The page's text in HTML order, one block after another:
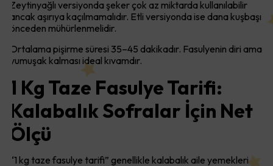
Zeytinyağlı versiyonda şeker çok az miktarda kullanılabilir
ancak aşırıya kaçılmamalıdır. Etli versiyonda ise dana kuşbaşı
önceden mühürlenmelidir.
Ortalama pişirme süresi 35–45 dakikadır. Fasulyenin diri ama
yumuşak kalması ideal kıvamdır.
1 Kg Taze Fasulye Tarifi:
Kalabalık Sofralar İçin Net
Ölçü
“1 kg taze fasulye tarifi” genellikle kalabalık aile yemekleri